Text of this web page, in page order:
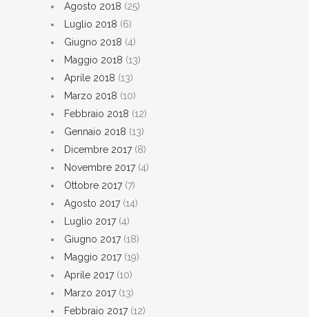
Agosto 2018 (25)
Luglio 2018 (6)
Giugno 2018 (4)
Maggio 2018 (13)
Aprile 2018 (13)
Marzo 2018 (10)
Febbraio 2018 (12)
Gennaio 2018 (13)
Dicembre 2017(8)
Novembre 2017(4)
Ottobre 2017(7)
Agosto 2017(14)
Luglio 2017(4)
Giugno 2017(18)
Maggio 2017(19)
Aprile 2017(10)
Marzo 2017(13)
Febbraio 2017(12)